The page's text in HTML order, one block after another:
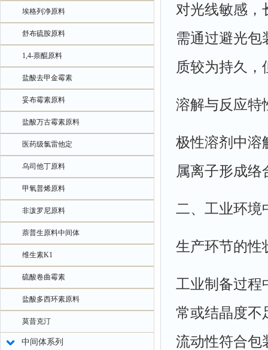
埃格列净原料
舒布硫胺原料
1,4-萘醌原料
盐酸去甲金霉素
妥布霉素原料
盐酸万古霉素原料
医药级氯雷他定
乌司他丁原料
甲氧普烯原料
非泼罗尼原料
萘普生原料中间体
维生素K1
硫酸卷曲霉素
盐酸多西环素原料
莫昔克汀
中间体系列
对光线敏感，
需通过避光包
质较为持久
溶解与反应特
极性溶剂中溶
属离子形成
二、工业环境
生产环节的性
工业制备过程
常或结晶度不
流动性符合包